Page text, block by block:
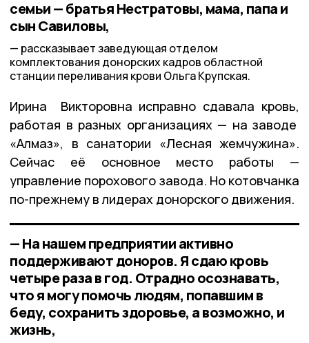
семьи — братья Нестратовы, мама, папа и
сын Савиловы,
рассказывает заведующая отделом
комплектования донорских кадров областной
станции переливания крови Ольга Крупская.
Ирина Викторовна исправно сдавала кровь,
работая в разных организациях — на заводе
«Алмаз», в санатории «Лесная жемчужина».
Сейчас её основное место работы —
управление порохового завода. Но котовчанка
по-прежнему в лидерах донорского движения.
— На нашем предприятии активно
поддерживают доноров. Я сдаю кровь
четыре раза в год. Отрадно осознавать,
что я могу помочь людям, попавшим в
беду, сохранить здоровье, а возможно, и
жизнь,